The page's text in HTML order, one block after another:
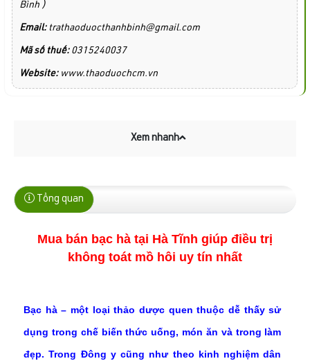
Bình )
Email:trathaoduocthanhbinh@gmail.com
Mã số thuế: 0315240037
Website:www.thaoduochcm.vn
Xem nhanh
Tổng quan
Mua bán bạc hà tại Hà Tĩnh giúp điều trị
không toát mồ hôi uy tín nhất
Bạc hà – một loại thảo dược quen thuộc dễ thấy sử
dụng trong chế biến thức uống, món ăn và trong làm
đẹp. Trong Đông y cũng như theo kinh nghiệm dân